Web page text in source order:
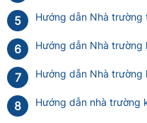
5 Hướng dẫn Nhà trường
6 Hướng dẫn Nhà trường
7 Hướng dẫn Nhà trường
8 Hướng dẫn nhà trường